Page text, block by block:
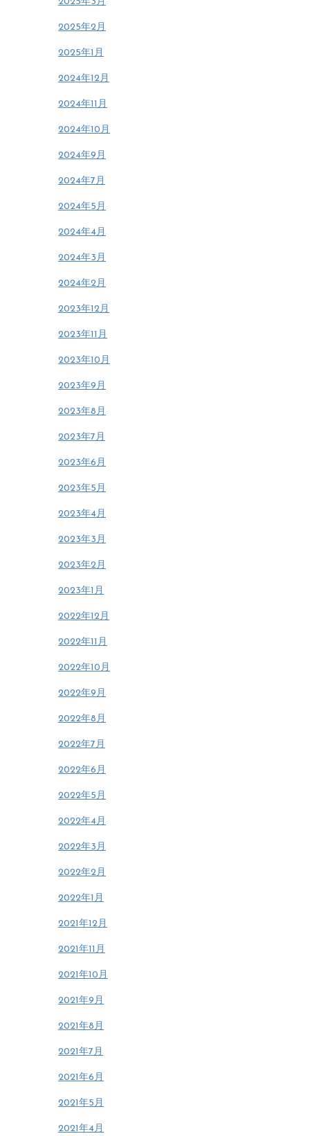
2025年2月
2025年1月
2024年12月
2024年11月
2024年10月
2024年9月
2024年7月
2024年5月
2024年4月
2024年3月
2024年2月
2023年12月
2023年11月
2023年10月
2023年9月
2023年8月
2023年7月
2023年6月
2023年5月
2023年4月
2023年3月
2023年2月
2023年1月
2022年12月
2022年11月
2022年10月
2022年9月
2022年8月
2022年7月
2022年6月
2022年5月
2022年4月
2022年3月
2022年2月
2022年1月
2021年12月
2021年11月
2021年10月
2021年9月
2021年8月
2021年7月
2021年6月
2021年5月
2021年4月